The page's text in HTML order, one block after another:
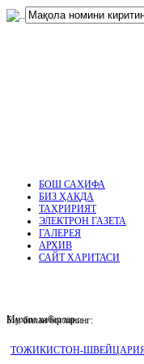
.
БОШ САҲИФА
БИЗ ҲАҚДА
ТАҲРИРИЯТ
ЭЛЕКТРОН ГАЗЕТА
ГАЛЕРЕЯ
АРХИВ
САЙТ ХАРИТАСИ
Муҳим хабарлар :
ТОЖИКИСТОН-
Биз билан боғланинг: